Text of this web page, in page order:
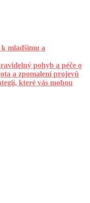
mladšímu a
pohyb a péče o
a zpomalení projevů
které vás mohou